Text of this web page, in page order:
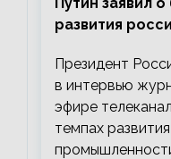
развития
Президент
в интервью
эфире
темпах